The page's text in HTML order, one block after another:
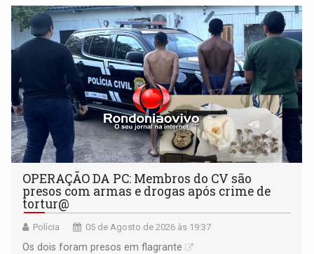
OPERAÇÃO DA PC: Membros do CV são
presos com armas e drogas após crime de
tortur@
Polícia 05 de Agosto de 2026 às 19:37
Os dois foram presos em flagrante